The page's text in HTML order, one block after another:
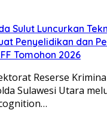
Sulut Luncurkan
Penyelidikan dan
Tomohon 2026
Reserse
Sulawesi Utara